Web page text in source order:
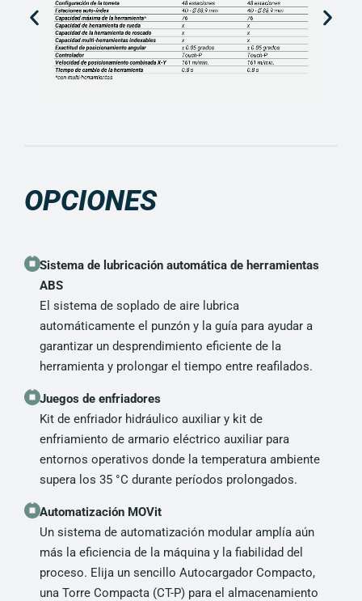
OPCIONES
Sistema de lubricación automática de herramientas
ABS
El sistema de soplado de aire lubrica
automáticamente el punzón y la guía para ayudar a
garantizar un desprendimiento eficiente de la
herramienta y prolongar el tiempo entre reafilados.
Juegos de enfriadores
Kit de enfriador hidráulico auxiliar y kit de
enfriamiento de armario eléctrico auxiliar para
entornos operativos donde la temperatura ambiente
supera los 35 °C durante períodos prolongados.
Automatización MOVit
Un sistema de automatización modular amplía aún
más la eficiencia de la máquina y la fiabilidad del
proceso. Elija un sencillo Autocargador Compacto,
una Torre Compacta (CT-P) para el almacenamiento